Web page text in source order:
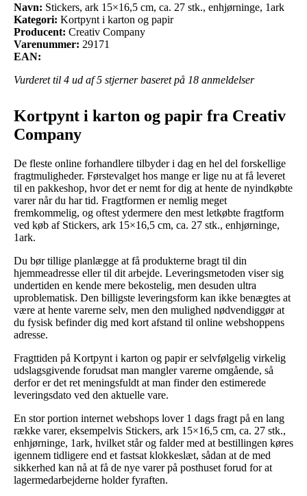
Navn: Stickers, ark 15×16,5 cm, ca. 27 stk., enhjørninge, 1ark
Kategori: Kortpynt i karton og papir
Producent: Creativ Company
Varenummer: 29171
EAN:
Vurderet til 4 ud af 5 stjerner baseret på 18 anmeldelser
Kortpynt i karton og papir fra Creativ
Company
De fleste online forhandlere tilbyder i dag en hel del forskellige
fragtmuligheder. Førstevalget hos mange er lige nu at få leveret
til en pakkeshop, hvor det er nemt for dig at hente de nyindkøbte
varer når du har tid. Fragtformen er nemlig meget
fremkommelig, og oftest ydermere den mest letkøbte fragtform
ved køb af Stickers, ark 15×16,5 cm, ca. 27 stk., enhjørninge,
1ark.
Du bør tillige planlægge at få produkterne bragt til din
hjemmeadresse eller til dit arbejde. Leveringsmetoden viser sig
undertiden en kende mere bekostelig, men desuden ultra
uproblematisk. Den billigste leveringsform kan ikke benægtes at
være at hente varerne selv, men den mulighed nødvendiggør at
du fysisk befinder dig med kort afstand til online webshoppens
adresse.
Fragttiden på Kortpynt i karton og papir er selvfølgelig virkelig
udslagsgivende forudsat man mangler varerne omgående, så
derfor er det ret meningsfuldt at man finder den estimerede
leveringsdato ved den aktuelle vare.
En stor portion internet webshops lover 1 dags fragt på en lang
række varer, eksempelvis Stickers, ark 15×16,5 cm, ca. 27 stk.,
enhjørninge, 1ark, hvilket står og falder med at bestillingen køres
igennem tidligere end et fastsat klokkeslæt, sådan at de med
sikkerhed kan nå at få de nye varer på posthuset forud for at
lagermedarbejderne holder fyraften.